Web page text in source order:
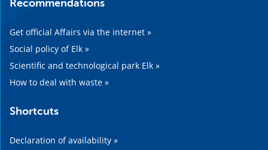
Recommendations
Get official Affairs via the internet »
Social policy of Elk »
Scientific and technological park Elk »
How to deal with waste »
Shortcuts
Declaration of availability »